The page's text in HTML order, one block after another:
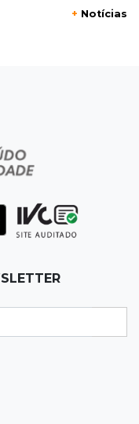
até R$ 8,2 mil;
de carro e
2 a 0 e sobe
+ Notícias